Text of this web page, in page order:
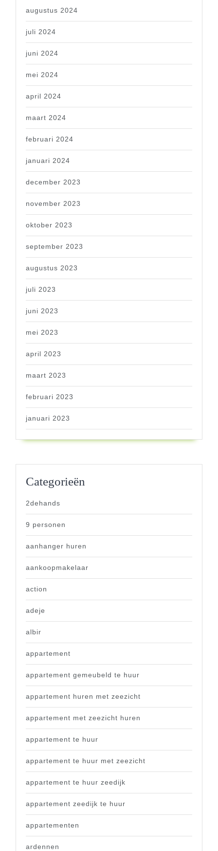
augustus 2024
juli 2024
juni 2024
mei 2024
april 2024
maart 2024
februari 2024
januari 2024
december 2023
november 2023
oktober 2023
september 2023
augustus 2023
juli 2023
juni 2023
mei 2023
april 2023
maart 2023
februari 2023
januari 2023
Categorieën
2dehands
9 personen
aanhanger huren
aankoopmakelaar
action
adeje
albir
appartement
appartement gemeubeld te huur
appartement huren met zeezicht
appartement met zeezicht huren
appartement te huur
appartement te huur met zeezicht
appartement te huur zeedijk
appartement zeedijk te huur
appartementen
ardennen